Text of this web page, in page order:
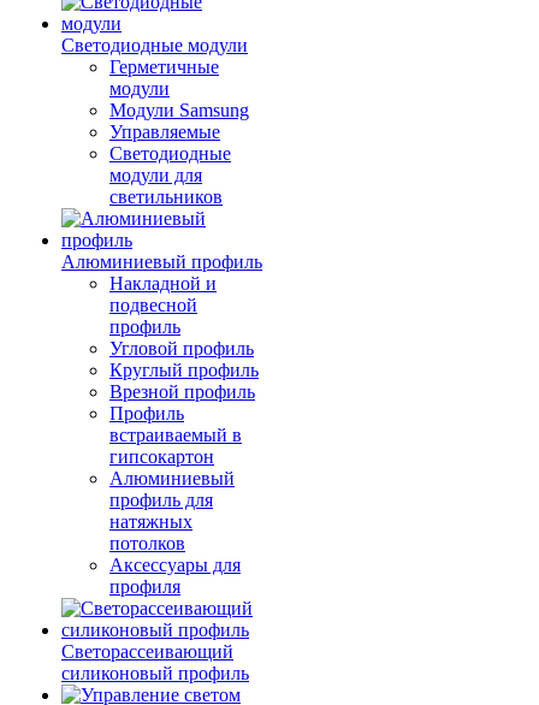
Светодиодные модули
Герметичные
модули
Модули Samsung
Управляемые
Светодиодные
модули для
светильников
Алюминиевый профиль
Накладной и
подвесной
профиль
Угловой профиль
Круглый профиль
Врезной профиль
Профиль
встраиваемый в
гипсокартон
Алюминиевый
профиль для
натяжных
потолков
Аксессуары для
профиля
Светорассеивающий
силиконовый профиль